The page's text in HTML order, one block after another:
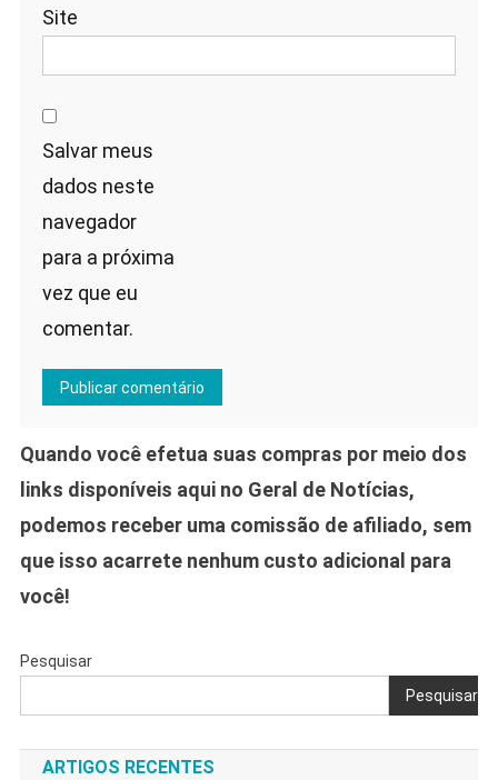
Site
Salvar meus
dados neste
navegador
para a próxima
vez que eu
comentar.
Quando você efetua suas compras por meio dos
links disponíveis aqui no Geral de Notícias,
podemos receber uma comissão de afiliado, sem
que isso acarrete nenhum custo adicional para
você!
Pesquisar
Pesquisar
ARTIGOS RECENTES